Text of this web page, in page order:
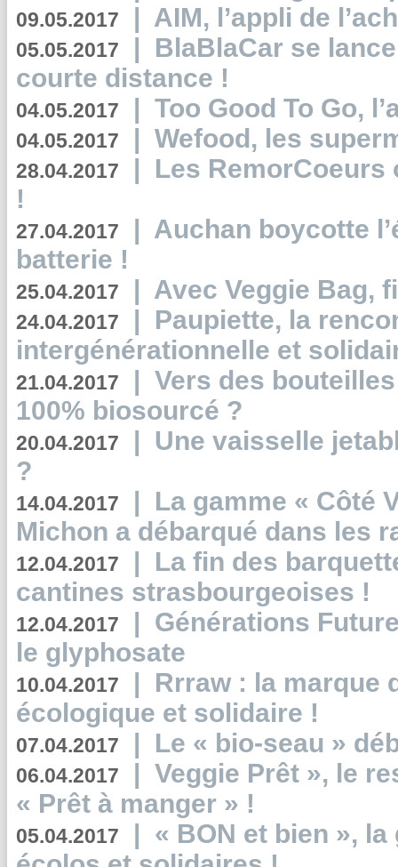
09.05.2017 | AIM, l’appli de
05.05.2017 | BlaBlaCar se
courte distance !
04.05.2017 | Too Good To Go,
04.05.2017 | Wefood, les
28.04.2017 | Les RemorCoeurs
!
27.04.2017 | Auchan boycotte
batterie !
25.04.2017 | Avec Veggie Bag,
24.04.2017 | Paupiette, la
intergénérationnelle et
21.04.2017 | Vers des
100% biosourcé ?
20.04.2017 | Une vaisselle
?
14.04.2017 | La gamme « Côté
Michon a débarqué dans les
12.04.2017 | La fin des
cantines strasbourgeoises !
12.04.2017 | Générations
le glyphosate
10.04.2017 | Rrraw : la marque
écologique et solidaire !
07.04.2017 | Le « bio-seau »
06.04.2017 | Veggie Prêt », le
« Prêt à manger » !
05.04.2017 | « BON et bien »,